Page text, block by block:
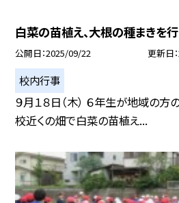
白菜の苗植え、大根の種まきを行
公開日 2025/09/22 更新日
校内行事
９月１８日（木） ６年生が地域の
校近くの畑で白菜の苗植え...